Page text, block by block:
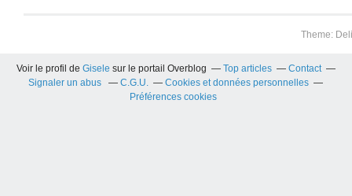
Theme:
Voir le profil de Gisele sur le portail Overblog Top articles
Contact
Signaler un abus
C.G.U.
Cookies et données personnelles
Préférences cookies